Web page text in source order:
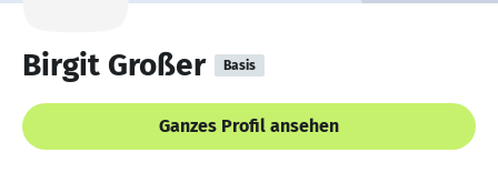
Birgit Großer Basis
Ganzes Profil ansehen